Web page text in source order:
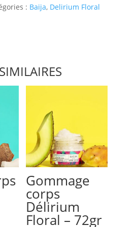
: Baija, Delirium Floral
Gommage
corps
Délirium
Floral – 72gr